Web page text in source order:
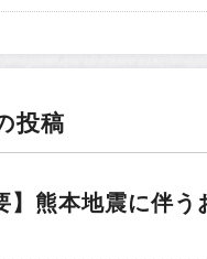
投稿
】熊本地震に伴